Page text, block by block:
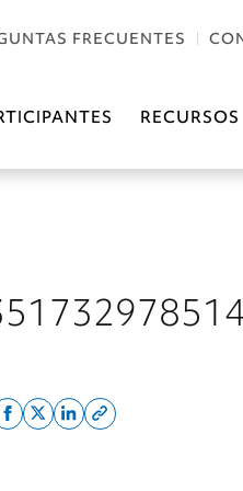
FRECUENTES
RECURSOS
ShareShareShareCopy